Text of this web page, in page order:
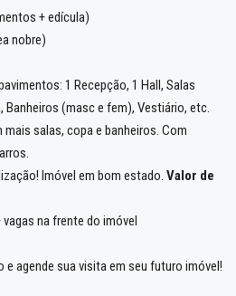
+ edícula)
nobre)
1 Recepção, 1 Hall, Salas
Banheiros (masc e fem), Vestiário, etc.
salas, copa e banheiros. Com
Imóvel em bom estado. Valor de
na frente do imóvel
e agende sua visita em seu futuro imóvel!